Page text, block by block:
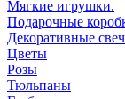
Мягкие игрушки.
Подарочные
Декоративные
Цветы
Розы
Тюльпаны